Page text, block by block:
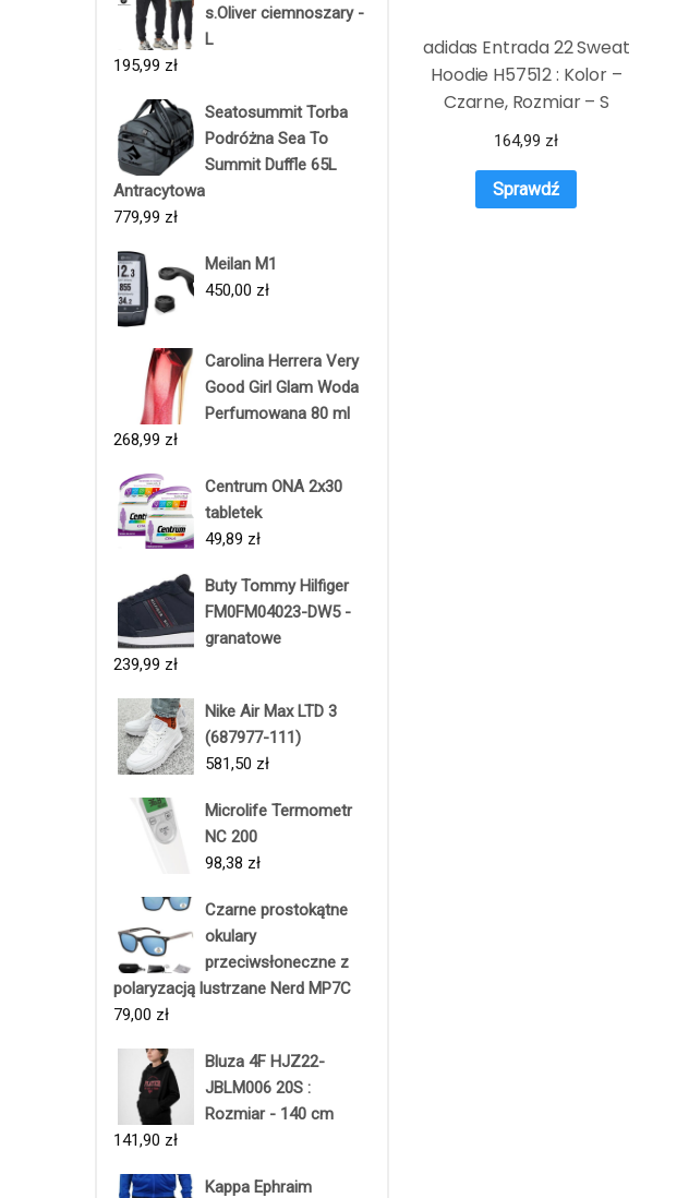
s.Oliver ciemnoszary -
L
195,99 zł
Seatosummit Torba
Podróżna Sea To
Summit Duffle 65L
Antracytowa
779,99 zł
Meilan M1
450,00 zł
Carolina Herrera Very
Good Girl Glam Woda
Perfumowana 80 ml
268,99 zł
Centrum ONA 2x30
tabletek
49,89 zł
Buty Tommy Hilfiger
FM0FM04023-DW5 -
granatowe
239,99 zł
Nike Air Max LTD 3
(687977-111)
581,50 zł
Microlife Termometr
NC 200
98,38 zł
Czarne prostokątne
okulary
przeciwsłoneczne z
polaryzacją lustrzane Nerd MP7C
79,00 zł
Bluza 4F HJZ22-
JBLM006 20S :
Rozmiar - 140 cm
141,90 zł
Kappa Ephraim
adidas Entrada 22 Sweat
Hoodie H57512 : Kolor –
Czarne, Rozmiar – S
164,99 zł
Sprawdź